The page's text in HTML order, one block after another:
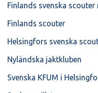
Finlands svenska scouter
Finlands scouter
Helsingfors svenska
Nyländska jaktkluben
Svenska KFUM i